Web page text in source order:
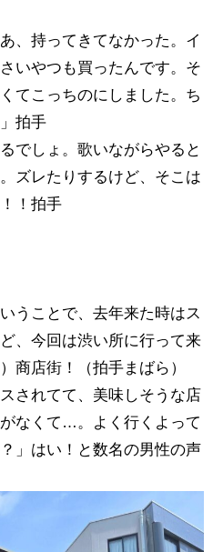
、持ってきてなかった。イ
いやつも買ったんです。そ
てこっちのにしました。ち
拍手
でしょ。歌いながらやると
ズレたりするけど、そこは
！拍手
うことで、去年来た時はス
、今回は渋い所に行って来
商店街！（拍手まばら）
されてて、美味しそうな店
なくて…。よく行くよって
」はい！と数名の男性の声